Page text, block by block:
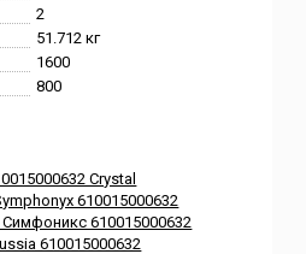
2
51.712 кг
1600
800
Crystal
610015000632
610015000632
610015000632